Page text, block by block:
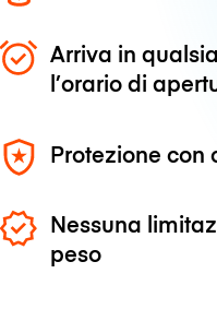
Arriva in
l’orario di
Protezione con
Nessuna
peso